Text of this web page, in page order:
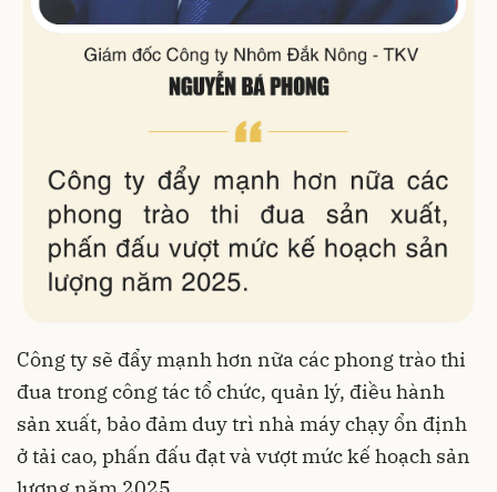
Công ty sẽ đẩy mạnh hơn nữa các phong trào thi
đua trong công tác tổ chức, quản lý, điều hành
sản xuất, bảo đảm duy trì nhà máy chạy ổn định
ở tải cao, phấn đấu đạt và vượt mức kế hoạch sản